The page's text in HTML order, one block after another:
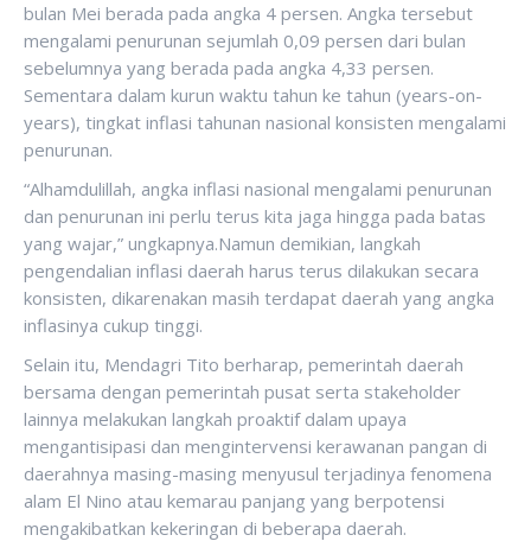
bulan Mei berada pada angka 4 persen. Angka tersebut
mengalami penurunan sejumlah 0,09 persen dari bulan
sebelumnya yang berada pada angka 4,33 persen.
Sementara dalam kurun waktu tahun ke tahun (years-on-
years), tingkat inflasi tahunan nasional konsisten mengalami
penurunan.
“Alhamdulillah, angka inflasi nasional mengalami penurunan
dan penurunan ini perlu terus kita jaga hingga pada batas
yang wajar,” ungkapnya.Namun demikian, langkah
pengendalian inflasi daerah harus terus dilakukan secara
konsisten, dikarenakan masih terdapat daerah yang angka
inflasinya cukup tinggi.
Selain itu, Mendagri Tito berharap, pemerintah daerah
bersama dengan pemerintah pusat serta stakeholder
lainnya melakukan langkah proaktif dalam upaya
mengantisipasi dan mengintervensi kerawanan pangan di
daerahnya masing-masing menyusul terjadinya fenomena
alam El Nino atau kemarau panjang yang berpotensi
mengakibatkan kekeringan di beberapa daerah.